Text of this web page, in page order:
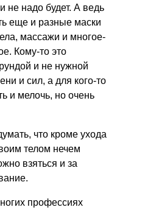
не надо будет. А ведь
еще и разные маски
массажи и многое-
Кому-то это
и не нужной
и сил, а для кого-то
и мелочь, но очень
что кроме ухода
телом нечем
взяться и за
профессиях